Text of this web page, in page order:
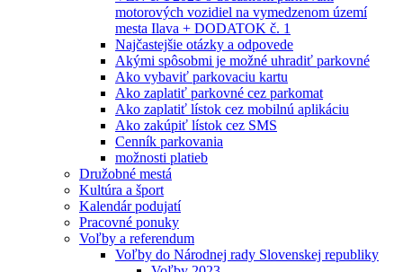
motorových vozidiel na vymedzenom území
mesta Ilava + DODATOK č. 1
Najčastejšie otázky a odpovede
Akými spôsobmi je možné uhradiť parkovné
Ako vybaviť parkovaciu kartu
Ako zaplatiť parkovné cez parkomat
Ako zaplatiť lístok cez mobilnú aplikáciu
Ako zakúpiť lístok cez SMS
Cenník parkovania
možnosti platieb
Družobné mestá
Kultúra a šport
Kalendár podujatí
Pracovné ponuky
Voľby a referendum
Voľby do Národnej rady Slovenskej republiky